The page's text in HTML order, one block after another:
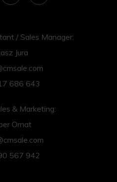
/ Sales Manager:
Jura
686 643
& Marketing:
Ornat
567 942